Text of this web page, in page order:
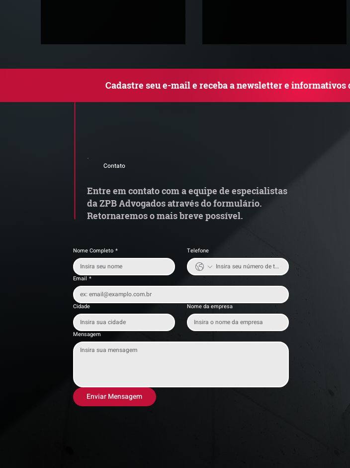
Alerta de Tentativa de
Cadastre seu e-mail e receba a newsletter e informativos
Contato
Entre em contato com a equipe de especialistas
da ZPB Advogados através do formulário.
Retornaremos o mais breve possível.
Nome Completo * Telefone
Email *
Cidade Nome da empresa
Mensagem
Enviar Mensagem